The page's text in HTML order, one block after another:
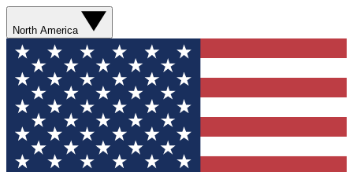
North America